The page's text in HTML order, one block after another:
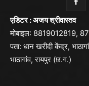
एडिटर : अजय श्रीवास्तव
मोबाइल: 8819012819,
पता: धान खरीदी केंद्र,
भाठागांव, रायपुर (छ.ग.)